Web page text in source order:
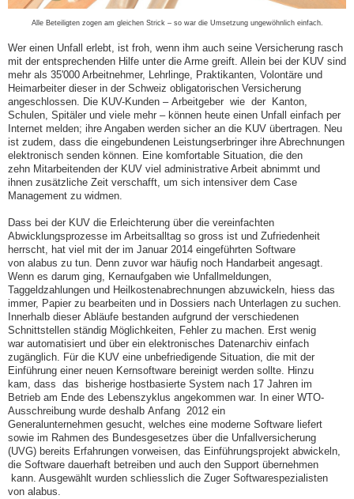
Alle Beteiligten zogen am gleichen Strick – so war die Umsetzung ungewöhnlich einfach.
Wer einen Unfall erlebt, ist froh, wenn ihm auch seine Versicherung rasch
mit der entsprechenden Hilfe unter die Arme greift. Allein bei der KUV sind
mehr als 35'000 Arbeitnehmer, Lehrlinge, Praktikanten, Volontäre und
Heimarbeiter dieser in der Schweiz obligatorischen Versicherung
angeschlossen. Die KUV-Kunden – Arbeitgeber wie der Kanton,
Schulen, Spitäler und viele mehr – können heute einen Unfall einfach per
Internet melden; ihre Angaben werden sicher an die KUV übertragen. Neu
ist zudem, dass die eingebundenen Leistungserbringer ihre Abrechnungen
elektronisch senden können. Eine komfortable Situation, die den
zehn Mitarbeitenden der KUV viel administrative Arbeit abnimmt und
ihnen zusätzliche Zeit verschafft, um sich intensiver dem Case
Management zu widmen.
Dass bei der KUV die Erleichterung über die vereinfachten
Abwicklungsprozesse im Arbeitsalltag so gross ist und Zufriedenheit
herrscht, hat viel mit der im Januar 2014 eingeführten Software
von alabus zu tun. Denn zuvor war häufig noch Handarbeit angesagt.
Wenn es darum ging, Kernaufgaben wie Unfallmeldungen,
Taggeldzahlungen und Heilkostenabrechnungen abzuwickeln, hiess das
immer, Papier zu bearbeiten und in Dossiers nach Unterlagen zu suchen.
Innerhalb dieser Abläufe bestanden aufgrund der verschiedenen
Schnittstellen ständig Möglichkeiten, Fehler zu machen. Erst wenig
war automatisiert und über ein elektronisches Datenarchiv einfach
zugänglich. Für die KUV eine unbefriedigende Situation, die mit der
Einführung einer neuen Kernsoftware bereinigt werden sollte. Hinzu
kam, dass das bisherige hostbasierte System nach 17 Jahren im
Betrieb am Ende des Lebenszyklus angekommen war. In einer WTO-
Ausschreibung wurde deshalb Anfang 2012 ein
Generalunternehmen gesucht, welches eine moderne Software liefert
sowie im Rahmen des Bundesgesetzes über die Unfallversicherung
(UVG) bereits Erfahrungen vorweisen, das Einführungsprojekt abwickeln,
die Software dauerhaft betreiben und auch den Support übernehmen
kann. Ausgewählt wurden schliesslich die Zuger Softwarespezialisten
von alabus.